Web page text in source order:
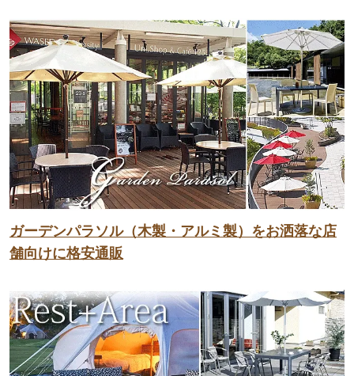
ガーデンパラソル（木製・アルミ製）をお洒落な店
舗向けに格安通販